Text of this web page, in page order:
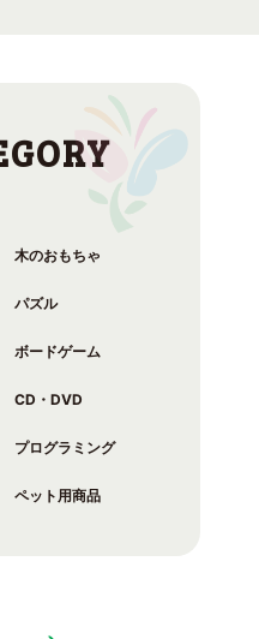
木のおもちゃ
パズル
ボードゲーム
CD・DVD
プログラミング
ペット用商品